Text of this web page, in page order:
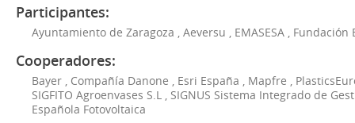
Participantes:
Ayuntamiento de Zaragoza Aeversu EMASESA Fundación
Cooperadores:
Bayer Compañía Danone Esri España Mapfre
SIGFITO Agroenvases S.L
SIGNUS Sistema Integrado de
Española Fotovoltaica